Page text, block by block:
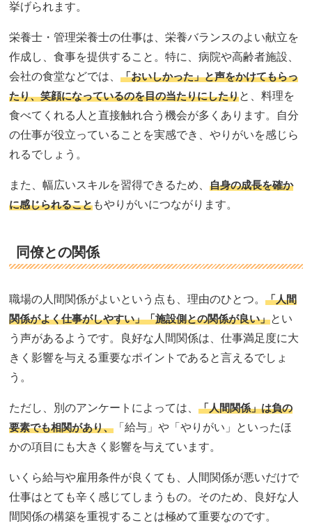
挙げられます。
栄養士・管理栄養士の仕事は、栄養バランスのよい献立を
作成し、食事を提供すること。特に、病院や高齢者施設、
会社の食堂などでは、「おいしかった」と声をかけてもらっ
たり、笑顔になっているのを目の当たりにしたりと、料理を
食べてくれる人と直接触れ合う機会が多くあります。自分
の仕事が役立っていることを実感でき、やりがいを感じら
れるでしょう。
また、幅広いスキルを習得できるため、自身の成長を確か
に感じられることもやりがいにつながります。
同僚との関係
職場の人間関係がよいという点も、理由のひとつ。「人間
関係がよく仕事がしやすい」「施設側との関係が良い」とい
う声があるようです。良好な人間関係は、仕事満足度に大
きく影響を与える重要なポイントであると言えるでしょ
う。
ただし、別のアンケートによっては、「人間関係」は負の
要素でも相関があり、 「給与」や「やりがい」といったほ
かの項目にも大きく影響を与えています。
いくら給与や雇用条件が良くても、人間関係が悪いだけで
仕事はとても辛く感じてしまうもの。そのため、良好な人
間関係の構築を重視することは極めて重要なのです。